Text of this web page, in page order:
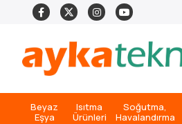
Beyaz
Eşya
Isıtma
Ürünleri
Soğutma,
Havalandırma